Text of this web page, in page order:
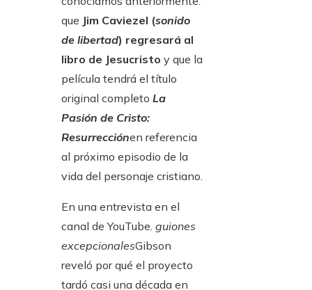
que Jim Caviezel (sonido
de libertad) regresará al
libro de Jesucristo y que la
película tendrá el título
original completo La
Pasión de Cristo:
Resurrecciónen referencia
al próximo episodio de la
vida del personaje cristiano.
En una entrevista en el
canal de YouTube. guiones
excepcionalesGibson
reveló por qué el proyecto
tardó casi una década en